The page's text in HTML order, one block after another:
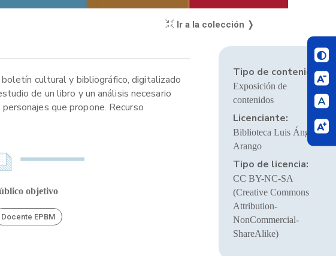
Ir a la colección ❭
cultural y bibliográfico, digitalizado
de un libro y un análisis necesario
que propone. Recurso
objetivo
Docente EPBM
Tipo de contenido:
Exposición de
contenidos
Licenciante:
Biblioteca Luis Ángel
Arango
Tipo de licencia:
CC BY-NC-SA
(Creative Commons
Attribution-
NonCommercial-
ShareAlike)